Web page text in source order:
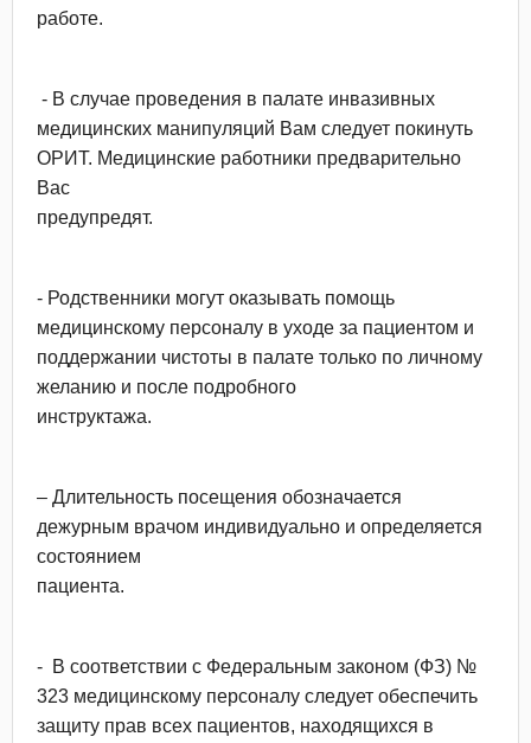
работе.
- В случае проведения в палате инвазивных
медицинских манипуляций Вам следует покинуть
ОРИТ. Медицинские работники предварительно
Вас
предупредят.
- Родственники могут оказывать помощь
медицинскому персоналу в уходе за пациентом и
поддержании чистоты в палате только по личному
желанию и после подробного
инструктажа.
– Длительность посещения обозначается
дежурным врачом индивидуально и определяется
состоянием
пациента.
- В соответствии с Федеральным законом (ФЗ) №
323 медицинскому персоналу следует обеспечить
защиту прав всех пациентов, находящихся в